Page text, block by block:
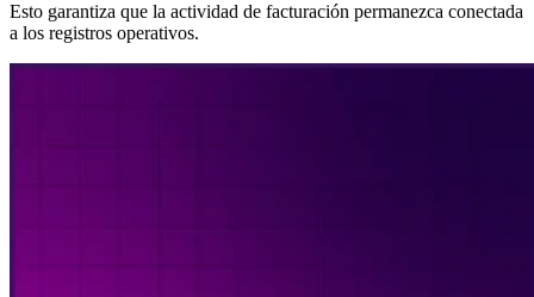
Esto garantiza que la actividad de facturación permanezca conectada
a los registros operativos.